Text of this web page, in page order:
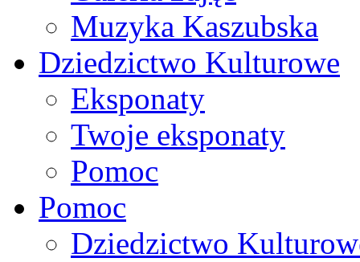
Muzyka Kaszubska
Dziedzictwo Kulturowe
Eksponaty
Twoje eksponaty
Pomoc
Pomoc
Dziedzictwo